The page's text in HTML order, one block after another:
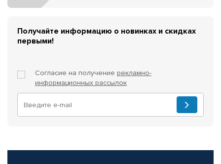
Получайте информацию о новинках и скидках
первыми!
Согласие на получение рекламно-
информационных рассылок